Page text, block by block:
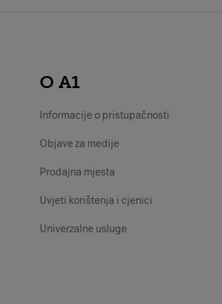
O A1
Informacije o pristupačnosti
Objave za medije
Prodajna mjesta
Uvjeti korištenja i cjenici
Univerzalne usluge